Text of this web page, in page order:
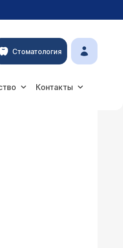
Стоматология
Контакты